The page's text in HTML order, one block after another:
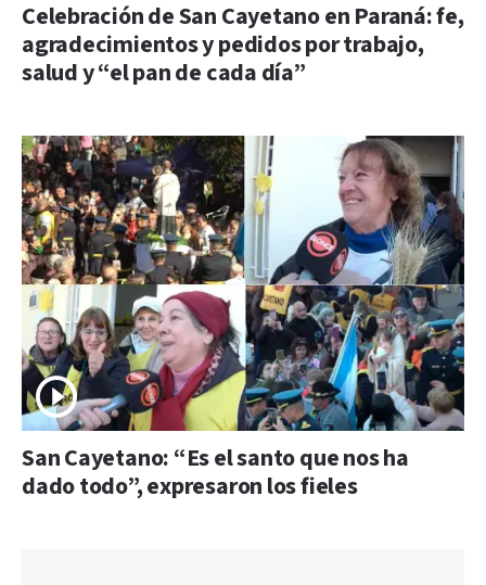
Celebración de San Cayetano en Paraná: fe,
agradecimientos y pedidos por trabajo,
salud y “el pan de cada día”
San Cayetano: “Es el santo que nos ha
dado todo”, expresaron los fieles